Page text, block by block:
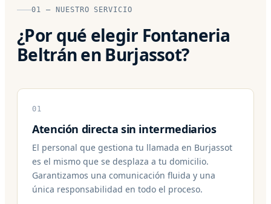
01 — NUESTRO SERVICIO
¿Por qué elegir Fontaneria
Beltrán en Burjassot?
01
Atención directa sin intermediarios
El personal que gestiona tu llamada en Burjassot
es el mismo que se desplaza a tu domicilio.
Garantizamos una comunicación fluida y una
única responsabilidad en todo el proceso.